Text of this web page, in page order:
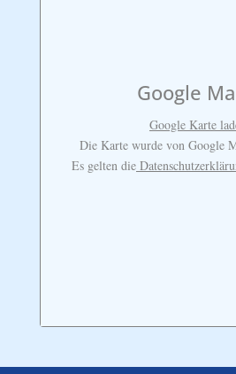
Google
Google Karte
Die Karte wurde von Google
Es gelten die